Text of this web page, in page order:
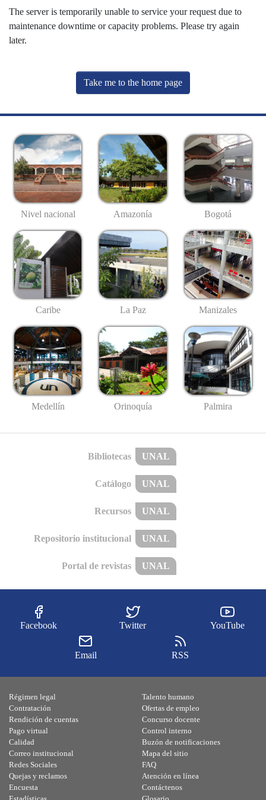
The server is temporarily unable to service your request due to
maintenance downtime or capacity problems. Please try again
later.
Take me to the home page
Nivel nacional Amazonía Bogotá
Caribe La Paz Manizales
Medellín Orinoquía Palmira
Bibliotecas UNAL
Catálogo UNAL
Recursos UNAL
Repositorio institucional UNAL
Portal de revistas UNAL
Facebook Twitter YouTube
Email RSS
Régimen legal
Contratación
Rendición de cuentas
Pago virtual
Calidad
Talento humano
Ofertas de empleo
Concurso docente
Control interno
Buzón de notificaciones
Correo institucional
Redes Sociales
Quejas y reclamos
Encuesta
Mapa del sitio
FAQ
Atención en línea
Contáctenos